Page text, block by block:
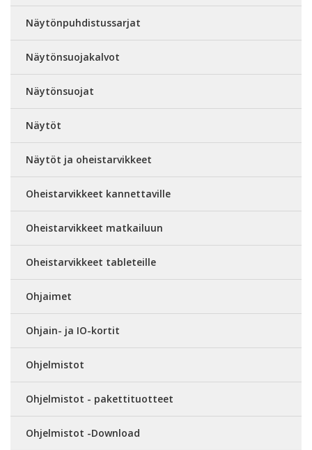
Näytönpuhdistussarjat
Näytönsuojakalvot
Näytönsuojat
Näytöt
Näytöt ja oheistarvikkeet
Oheistarvikkeet kannettaville
Oheistarvikkeet matkailuun
Oheistarvikkeet tableteille
Ohjaimet
Ohjain- ja IO-kortit
Ohjelmistot
Ohjelmistot - pakettituotteet
Ohjelmistot -Download